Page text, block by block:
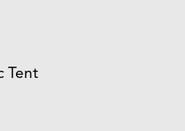
Tent